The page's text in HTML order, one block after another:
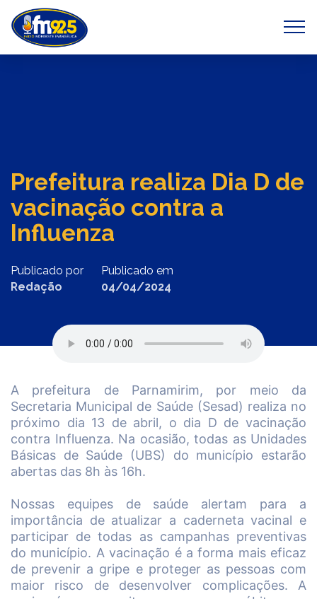
Previous Next
Prefeitura realiza Dia D de
vacinação contra a
Influenza
Publicado por
Redação
Publicado em
04/04/2024
A prefeitura de Parnamirim, por meio da
Secretaria Municipal de Saúde (Sesad) realiza no
próximo dia 13 de abril, o dia D de vacinação
contra Influenza. Na ocasião, todas as Unidades
Básicas de Saúde (UBS) do município estarão
abertas das 8h às 16h.
Nossas equipes de saúde alertam para a
importância de atualizar a caderneta vacinal e
participar de todas as campanhas preventivas
do município. A vacinação é a forma mais eficaz
de prevenir a gripe e proteger as pessoas com
maior risco de desenvolver complicações. A